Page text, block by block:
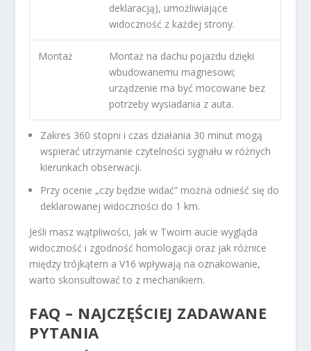
deklaracją), umożliwiające
widoczność z każdej strony.
Montaż
Montaż na dachu pojazdu dzięki
wbudowanemu magnesowi;
urządzenie ma być mocowane bez
potrzeby wysiadania z auta.
Zakres 360 stopni i czas działania 30 minut mogą
wspierać utrzymanie czytelności sygnału w różnych
kierunkach obserwacji.
Przy ocenie „czy będzie widać” można odnieść się do
deklarowanej widoczności do 1 km.
Jeśli masz wątpliwości, jak w Twoim aucie wygląda
widoczność i zgodność homologacji oraz jak różnice
między trójkątem a V16 wpływają na oznakowanie,
warto skonsultować to z mechanikiem.
FAQ – NAJCZĘŚCIEJ ZADAWANE
PYTANIA